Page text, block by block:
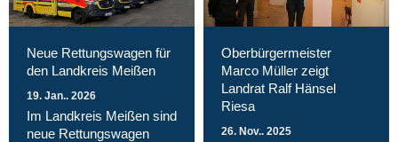
Neue Rettungswagen für
den Landkreis Meißen
19. Jan.. 2026
Im Landkreis Meißen sind
neue Rettungswagen
Oberbürgermeister
Marco Müller zeigt
Landrat Ralf Hänsel
Riesa
26. Nov.. 2025